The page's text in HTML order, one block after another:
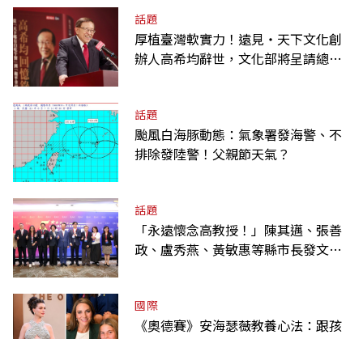
話題
厚植臺灣軟實力！遠見‧天下文化創
辦人高希均辭世，文化部將呈請總統
話題
颱風白海豚動態：氣象署發海警、不
排除發陸警！父親節天氣？
話題
「永遠懷念高教授！」陳其邁、張善
政、盧秀燕、黃敏惠等縣市長發文弔
國際
《奧德賽》安海瑟薇教養心法：跟孩